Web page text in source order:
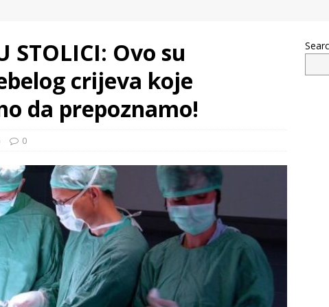
STOLICI: Ovo su
crijeva koje
da prepoznamo!
0